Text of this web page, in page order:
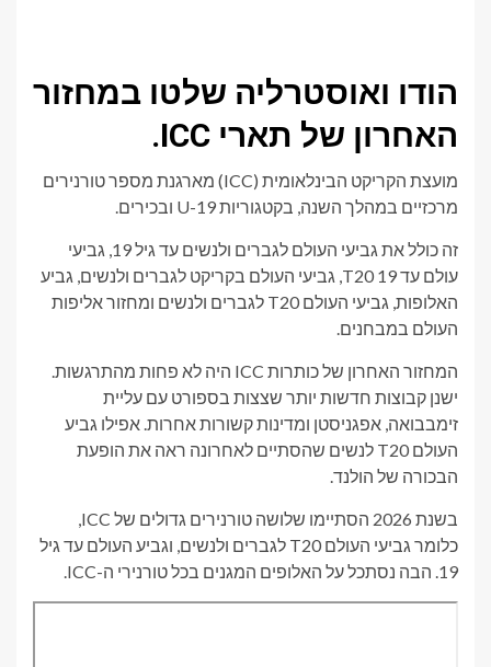
הודו ואוסטרליה שלטו במחזור
האחרון של תארי ICC.
מועצת הקריקט הבינלאומית (ICC) מארגנת מספר טורנירים
מרכזיים במהלך השנה, בקטגוריות U-19 ובכירים.
זה כולל את גביעי העולם לגברים ולנשים עד גיל 19, גביעי
עולם עד 19 T20, גביעי העולם בקריקט לגברים ולנשים, גביע
האלופות, גביעי העולם T20 לגברים ולנשים ומחזור אליפות
העולם במבחנים.
המחזור האחרון של כותרות ICC היה לא פחות מהתרגשות.
ישנן קבוצות חדשות יותר שצצות בספורט עם עליית
זימבבואה, אפגניסטן ומדינות קשורות אחרות. אפילו גביע
העולם T20 לנשים שהסתיים לאחרונה ראה את הופעת
הבכורה של הולנד.
בשנת 2026 הסתיימו שלושה טורנירים גדולים של ICC,
כלומר גביעי העולם T20 לגברים ולנשים, וגביע העולם עד גיל
19. הבה נסתכל על האלופים המגנים בכל טורנירי ה-ICC.